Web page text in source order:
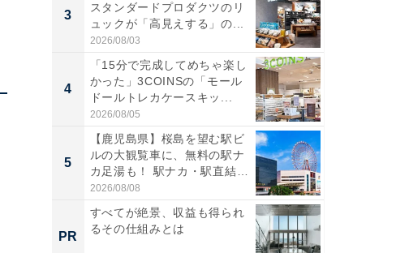
3
スタンダードプロダクツのリ
ュックが「高見えする」の...
2026/08/03
4
「15分で完成してめちゃ楽し
かった」3COINSの「モール
ドールトレカケースキッ...
2026/08/05
5
【鹿児島県】桜島を望む駅ビ
ルの大観覧車に、無料の駅ナ
カ足湯も！ 駅ナカ・駅直結
ス...
2026/08/08
PR
すべてが絶景、収益も得られ
るその仕組みとは